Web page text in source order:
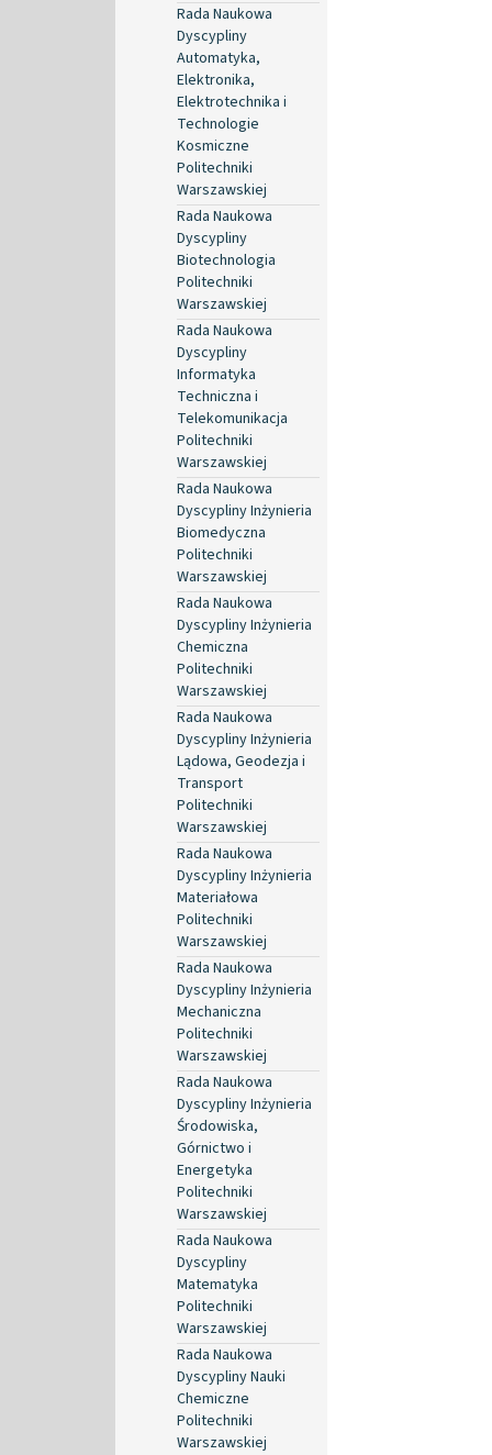
Rada Naukowa
Dyscypliny
Automatyka,
Elektronika,
Elektrotechnika i
Technologie
Kosmiczne
Politechniki
Warszawskiej
Rada Naukowa
Dyscypliny
Biotechnologia
Politechniki
Warszawskiej
Rada Naukowa
Dyscypliny
Informatyka
Techniczna i
Telekomunikacja
Politechniki
Warszawskiej
Rada Naukowa
Dyscypliny Inżynieria
Biomedyczna
Politechniki
Warszawskiej
Rada Naukowa
Dyscypliny Inżynieria
Chemiczna
Politechniki
Warszawskiej
Rada Naukowa
Dyscypliny Inżynieria
Lądowa, Geodezja i
Transport
Politechniki
Warszawskiej
Rada Naukowa
Dyscypliny Inżynieria
Materiałowa
Politechniki
Warszawskiej
Rada Naukowa
Dyscypliny Inżynieria
Mechaniczna
Politechniki
Warszawskiej
Rada Naukowa
Dyscypliny Inżynieria
Środowiska,
Górnictwo i
Energetyka
Politechniki
Warszawskiej
Rada Naukowa
Dyscypliny
Matematyka
Politechniki
Warszawskiej
Rada Naukowa
Dyscypliny Nauki
Chemiczne
Politechniki
Warszawskiej